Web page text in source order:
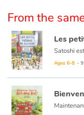
Family
Schools
Libraries
Videos & Tutorials
From the
Les
Ages 6-8 -